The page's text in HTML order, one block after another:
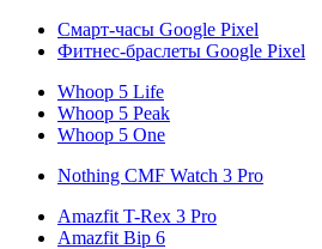
Смарт-часы Google Pixel
Фитнес-браслеты Google Pixel
Whoop 5 Life
Whoop 5 Peak
Whoop 5 One
Nothing CMF Watch 3 Pro
Amazfit T-Rex 3 Pro
Amazfit Bip 6